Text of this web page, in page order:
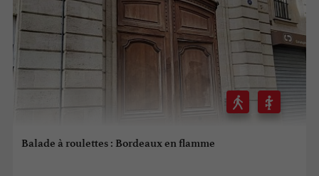
Balade à roulettes : Bordeaux en flamme